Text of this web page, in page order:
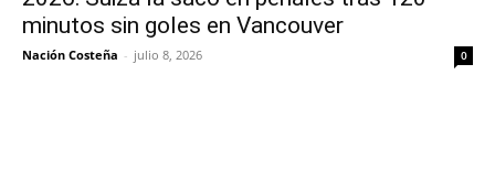
minutos sin goles en Vancouver
Nación Costeña - julio 8, 2026 0